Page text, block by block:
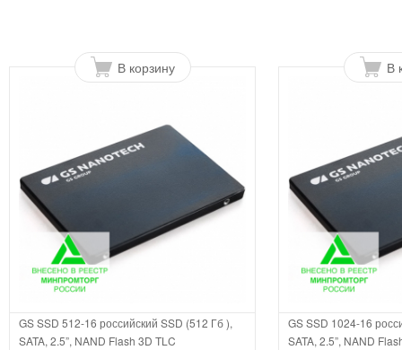
В корзину
GS SSD 512-16 российский SSD (512 Гб ),
SATA, 2.5”, NAND Flash 3D TLC
В
GS SSD 1024-16
SATA, 2.5”, NAND